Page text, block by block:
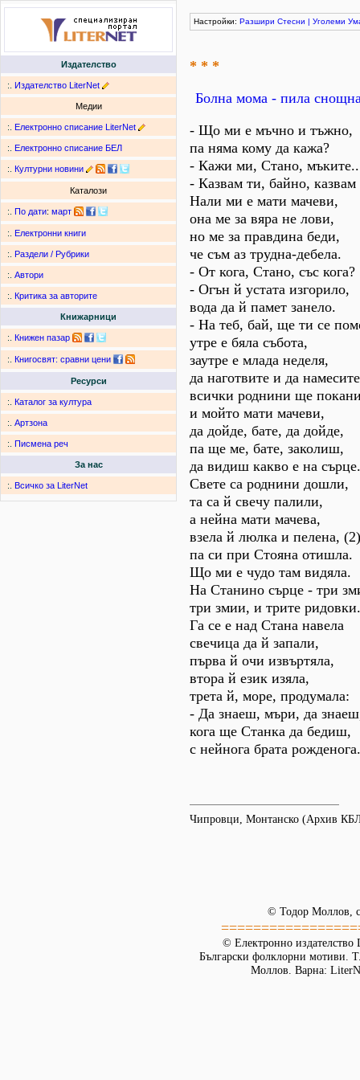
Издателство
:. Издателство LiterNet
Медии
:. Електронно списание LiterNet
:. Електронно списание БЕЛ
:. Културни новини
Каталози
:. По дати: март
:. Електронни книги
:. Раздели / Рубрики
:. Автори
:. Критика за авторите
Книжарници
:. Книжен пазар
:. Книгосвят: сравни цени
Ресурси
:. Каталог за култура
:. Артзона
:. Писмена реч
За нас
:. Всичко за LiterNet
Настройки: Разшири Стесни | Уголеми
* * *
Болна мома - пила
- Що ми е мъчно и тъжно,
па няма кому да кажа?
- Кажи ми, Стано,
- Казвам ти, байно, казвам
Нали ми е мати мачеви,
она ме за вяра не лови,
но ме за правдина беди,
че съм аз трудна-дебела.
- От кога, Стано, със кога?
- Огън й устата изгорило,
вода да й памет занело.
- На теб, бай, ще ти се
утре е бяла събота,
заутре е млада неделя,
да наготвите и да
всички роднини ще
и мойто мати мачеви,
да дойде, бате, да дойде,
па ще ме, бате, заколиш,
да видиш какво е на сърце.
Свете са роднини дошли,
та са й свечу палили,
а нейна мати мачева,
взела й люлка и пелена, (2)
па си при Стояна отишла.
Що ми е чудо там видяла.
На Станино сърце - три
три змии, и трите ридовки.
Га се е над Стана навела
свечица да й запали,
първа й очи извъртяла,
втора й език изяла,
трета й, море, продумала:
- Да знаеш, мъри, да
кога ще Станка да бедиш,
с нейнога брата рожденога.
Чипровци, Монтанско (Архив
© Тодор Моллов,
© Електронно издателство
Български фолклорни мотиви.
Моллов. Варна: